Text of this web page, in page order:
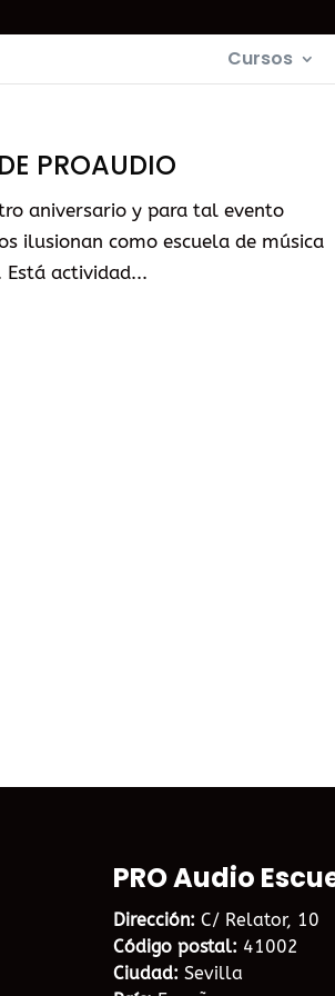
Cursos
PROAUDIO
aniversario y para tal evento
ilusionan como escuela de música
actividad...
PRO Audio
Dirección: C/ Relator, 10
Código postal: 41002
Ciudad: Sevilla